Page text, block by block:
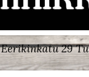
Eerikinkatu 29